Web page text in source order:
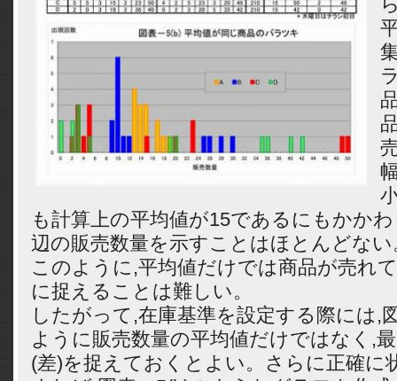
も計算上の平均値が15であるにもかか
辺の販売数量を示すことはほとんどない
このように,平均値だけでは商品が売れ
に捉えることは難しい。
したがって,在庫基準を設定する際には,
ように販売数量の平均値だけではなく,
(差)を捉えておくとよい。さらに正確に